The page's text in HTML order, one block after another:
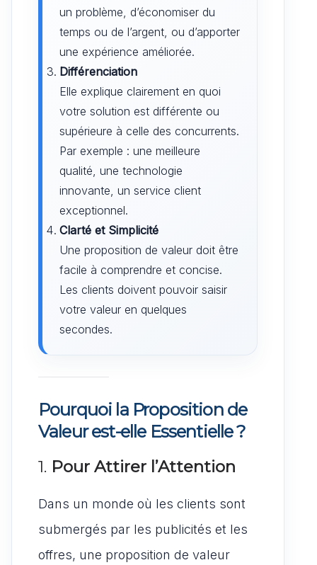
un problème, d’économiser du
temps ou de l’argent, ou d’apporter
une expérience améliorée.
Différenciation
Elle explique clairement en quoi
votre solution est différente ou
supérieure à celle des concurrents.
Par exemple : une meilleure
qualité, une technologie
innovante, un service client
exceptionnel.
Clarté et Simplicité
Une proposition de valeur doit être
facile à comprendre et concise.
Les clients doivent pouvoir saisir
votre valeur en quelques
secondes.
Pourquoi la Proposition de
Valeur est-elle Essentielle ?
1. Pour Attirer l’Attention
Dans un monde où les clients sont
submergés par les publicités et les
offres, une proposition de valeur